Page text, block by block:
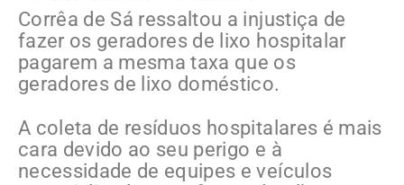
Corrêa de Sá ressaltou a injustiça de
fazer os geradores de lixo hospitalar
pagarem a mesma taxa que os
geradores de lixo doméstico.
A coleta de resíduos hospitalares é mais
cara devido ao seu perigo e à
necessidade de equipes e veículos